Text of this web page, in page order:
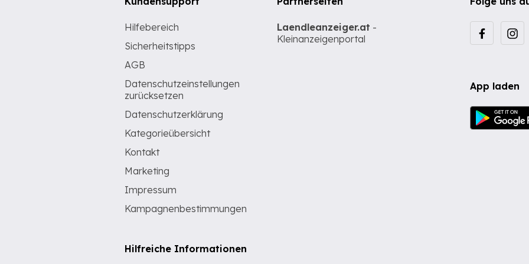
App laden
Hilfebereich
Sicherheitstipps
AGB
Datenschutzeinstellungen
zurücksetzen
Datenschutzerklärung
Kategorieübersicht
Kontakt
Marketing
Impressum
Kampagnenbestimmungen
Hilfreiche Informationen
Laendleanzeiger.at -
Kleinanzeigenportal